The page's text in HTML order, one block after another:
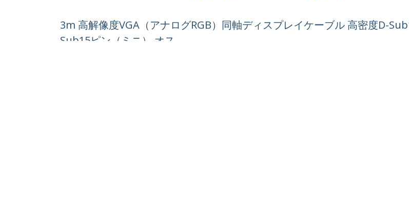
3m 高解像度VGA（アナログRGB）同軸ディスプレイケーブル 高密度D-
Sub15ピン（ミニ） オス